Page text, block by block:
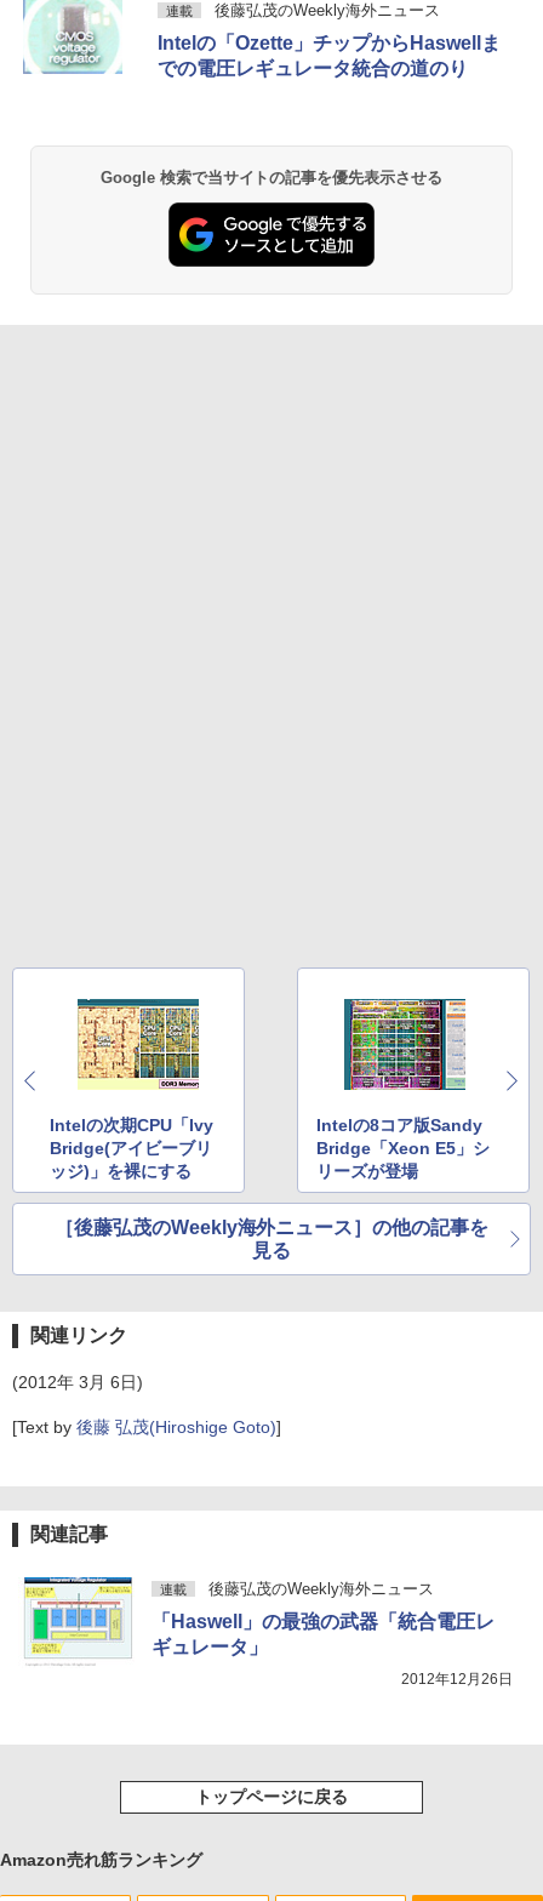
連載 後藤弘茂のWeekly海外ニュース
Intelの「Ozette」チップからHaswellま
での電圧レギュレータ統合の道のり
Google 検索で当サイトの記事を優先表示させる
Intelの次期CPU「Ivy
Bridge(アイビーブリ
ッジ)」を裸にする
Intelの8コア版Sandy
Bridge「Xeon E5」シ
リーズが登場
［後藤弘茂のWeekly海外ニュース］の他の記事を
見る
関連リンク
(2012年 3月 6日)
[Text by 後藤 弘茂(Hiroshige Goto)]
関連記事
連載 後藤弘茂のWeekly海外ニュース
「Haswell」の最強の武器「統合電圧レ
ギュレータ」
2012年12月26日
トップページに戻る
Amazon売れ筋ランキング